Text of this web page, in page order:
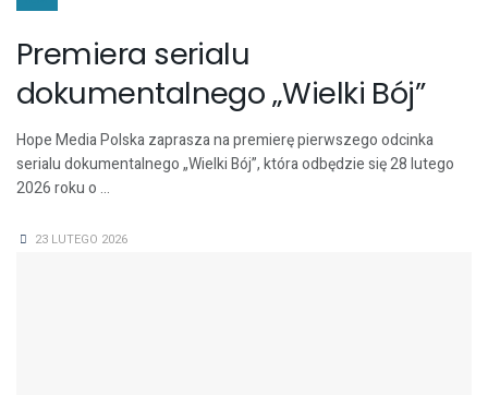
Premiera serialu
dokumentalnego „Wielki Bój”
Hope Media Polska zaprasza na premierę pierwszego odcinka
serialu dokumentalnego „Wielki Bój”, która odbędzie się 28 lutego
2026 roku o ...
23 LUTEGO 2026